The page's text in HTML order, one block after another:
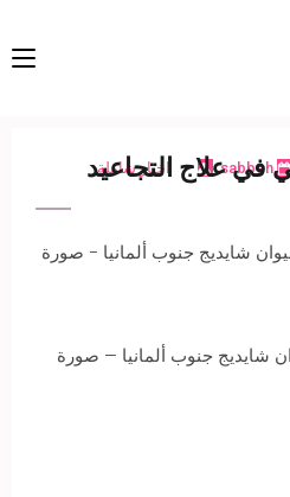
sabbeh اخبار شاملة
في علاج التجاعيد
شايديج جنوب ألمانيا – صورة